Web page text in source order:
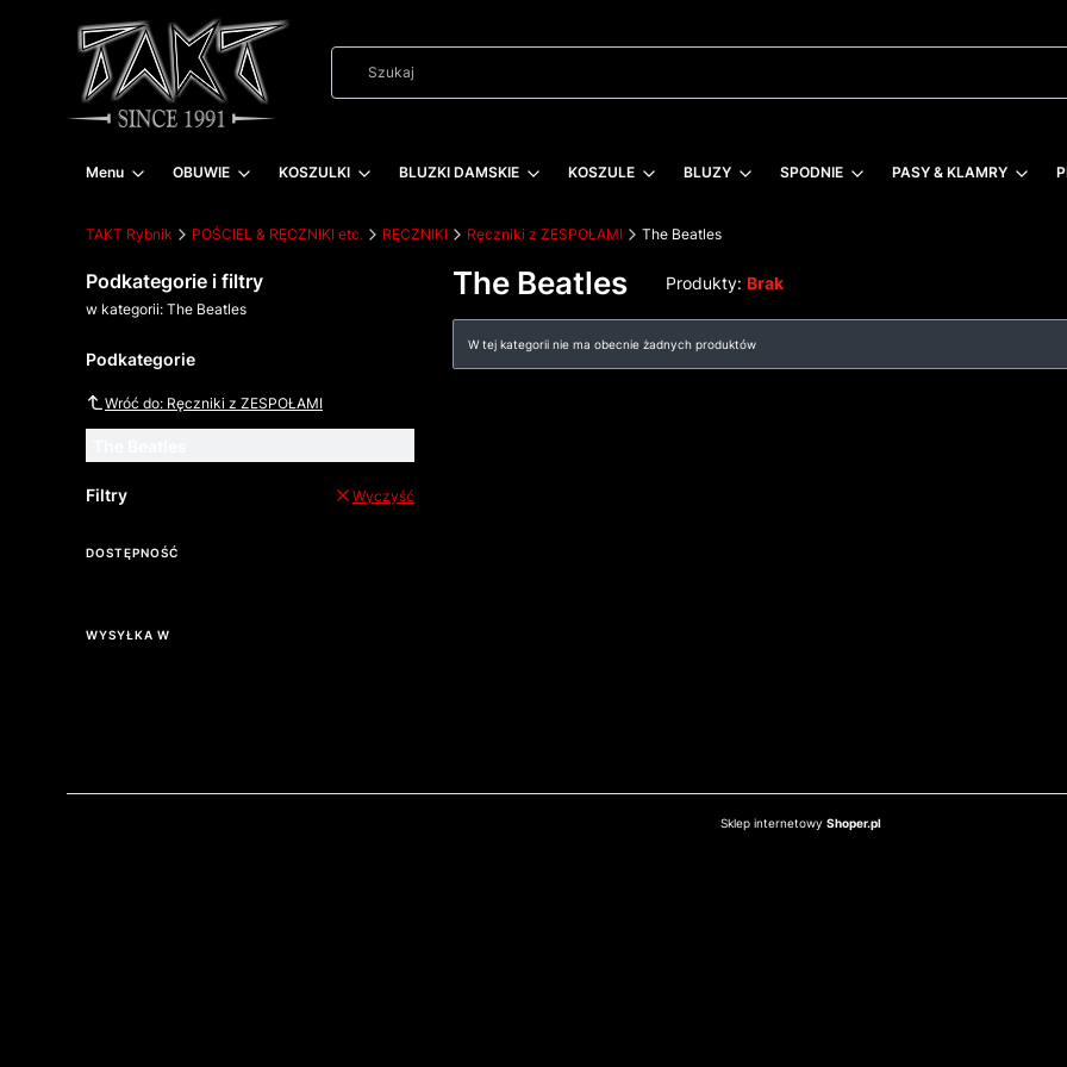
Menu OBUWIE KOSZULKI BLUZKI DAMSKIE KOSZULE BLUZY SPODNIE PASY & KLAMRY
TAKT Rybnik POŚCIEL & RĘCZNIKI etc. RĘCZNIKI Ręczniki z ZESPOŁAMI The Beatles
Podkategorie i filtry
w kategorii: The Beatles
Podkategorie
Wróć do: Ręczniki z ZESPOŁAMI
Filtry Wyczyść
DOSTĘPNOŚĆ
WYSYŁKA W
The Beatles Produkty: Brak
Lista produktów
W tej kategorii nie ma obecnie żadnych produktów
Sklep internetowy Shoper.pl